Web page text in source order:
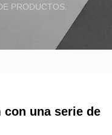
PRODUCTOS.
con una serie de